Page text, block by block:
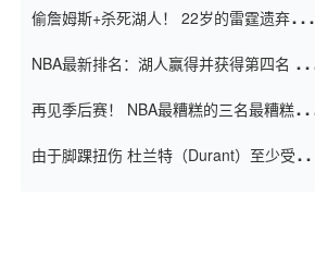
偷詹姆斯+杀死湖人！ 22岁的雷霆遗弃儿子
亿元人民币的合同
NBA最新排名：湖人赢得并获得第四名 小
再见季后赛！ NBA最糟糕的三名最糟糕的
由于脚踝扭伤 杜兰特（Durant）至少受伤